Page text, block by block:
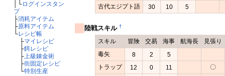
│└ログインスタン
プ
├消耗アイテム
├原料アイテム
└レシピ帳
├マイレシピ
├餌レシピ
├上級錬金術
├街固定レシピ
└特別生産
古代エジプト語
30 10 5
陸戦スキル†
スキル 冒険 交易 海事 航海長
見張り
毒矢
8 2
5
トラップ
12 0 11
〇